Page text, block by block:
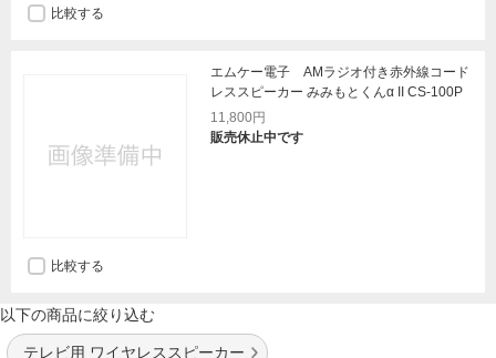
比較する
エムケー電子 AMラジオ付き赤外線コード
レススピーカー みみもとくんα II CS-100P
11,800円
販売休止中です
比較する
以下の商品に絞り込む
テレビ用 ワイヤレススピーカー